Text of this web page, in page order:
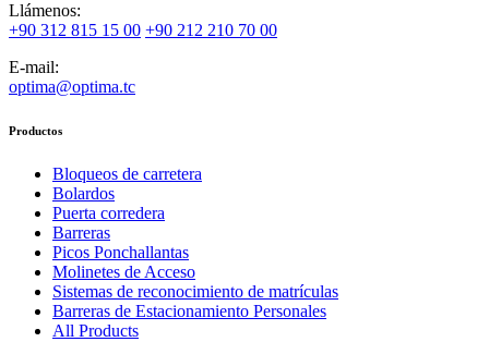
Llámenos:
+90 312 815 15 00 +90 212 210 70 00
E-mail:
optima@optima.tc
Productos
Bloqueos de carretera
Bolardos
Puerta corredera
Barreras
Picos Ponchallantas
Molinetes de Acceso
Sistemas de reconocimiento de matrículas
Barreras de Estacionamiento Personales
All Products